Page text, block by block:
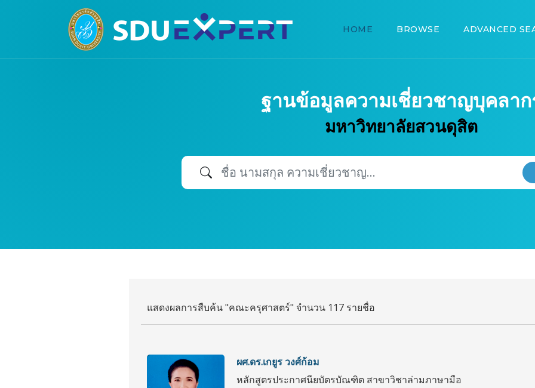
HOME BROWSE ADVANCED
ฐานข้อมูลความเชี่ยวชาญบุคลาก
มหาวิทยาลัยสวนดุสิต
แสดงผลการสืบค้น "คณะครุศาสตร์" จำนวน 117 รายชื่อ
ผศ.ดร.เกยูร วงศ์ก้อม
หลักสูตรประกาศนียบัตรบัณฑิต สาขาวิชาล่ามภาษามือ